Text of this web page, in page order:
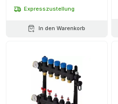
Expresszustellung
In den Warenkorb